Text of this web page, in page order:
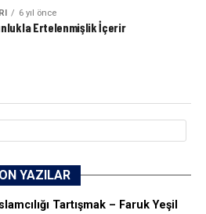
6 yıl önce
Ertelenmişlik İçerir
YAZILAR
Tartışmak – Faruk Yeşil